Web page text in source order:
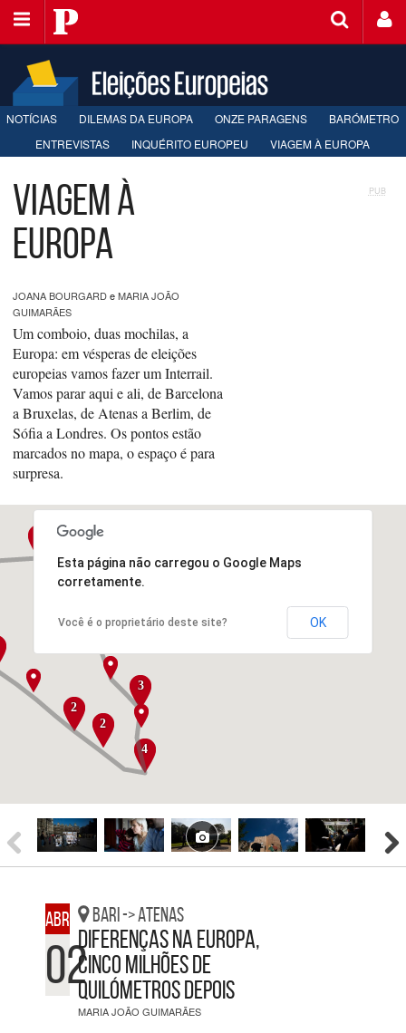
NOTÍCIAS DILEMAS DA EUROPA ONZE PARAGENS
BARÓMETRO
ENTREVISTAS
INQUÉRITO EUROPEU VIAGEM À EUROPA
Viagem à
Europa
JOANA BOURGARDeMARIA JOÃO
GUIMARÃES
Um comboio, duas mochilas, a
Europa: em vésperas de eleições
europeias vamos fazer um Interrail.
Vamos parar aqui e ali, de Barcelona
a Bruxelas, de Atenas a Berlim, de
Sófia a Londres. Os pontos estão
marcados no mapa, o espaço é para
surpresa.
PUB
2
2
4
3
Esta página não carregou o Google Maps
corretamente.
Você é o proprietário deste site? OK
ABRIL
02
Bari -> Atenas
Diferenças na Europa,
cinco milhões de
quilómetros depois
MARIA JOÃO GUIMARÃES